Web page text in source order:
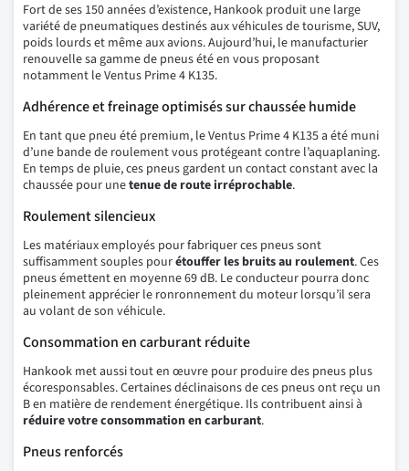
Fort de ses 150 années d’existence, Hankook produit une large
variété de pneumatiques destinés aux véhicules de tourisme, SUV,
poids lourds et même aux avions. Aujourd’hui, le manufacturier
renouvelle sa gamme de pneus été en vous proposant
notamment le Ventus Prime 4 K135.
Adhérence et freinage optimisés sur chaussée humide
En tant que pneu été premium, le Ventus Prime 4 K135 a été muni
d’une bande de roulement vous protégeant contre l’aquaplaning.
En temps de pluie, ces pneus gardent un contact constant avec la
chaussée pour unetenue de route irréprochable.
Roulement silencieux
Les matériaux employés pour fabriquer ces pneus sont
suffisamment souples pourétouffer les bruits au roulement. Ces
pneus émettent en moyenne 69 dB. Le conducteur pourra donc
pleinement apprécier le ronronnement du moteur lorsqu’il sera
au volant de son véhicule.
Consommation en carburant réduite
Hankook met aussi tout en œuvre pour produire des pneus plus
écoresponsables. Certaines déclinaisons de ces pneus ont reçu un
B en matière de rendement énergétique. Ils contribuent ainsi à
réduire votre consommation en carburant.
Pneus renforcés